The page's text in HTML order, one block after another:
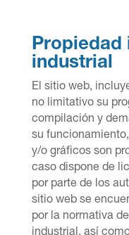
Propiedad
industrial
El sitio web,
no limitativo su
compilación y
su
y/o gráficos son
caso dispone de
por parte de los
sitio web se
por la normativa
industrial, así